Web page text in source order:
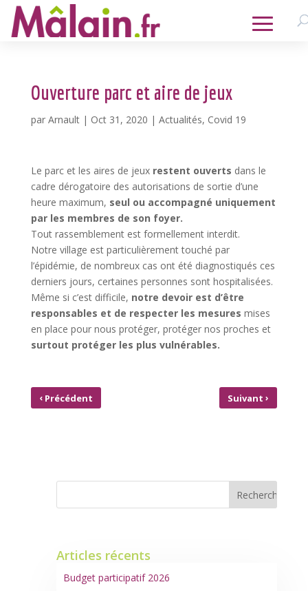
Ouverture parc et aire de jeux
par Arnault| Oct 31, 2020 | Actualités, Covid 19
Le parc et les aires de jeux restent ouverts dans le
cadre dérogatoire des autorisations de sortie d’une
heure maximum, seul ou accompagné uniquement
par les membres de son foyer.
Tout rassemblement est formellement interdit.
Notre village est particulièrement touché par
l’épidémie, de nombreux cas ont été diagnostiqués ces
derniers jours, certaines personnes sont hospitalisées.
Même si c’est difficile, notre devoir est d’être
responsables et de respecter les mesures mises
en place pour nous protéger, protéger nos proches et
surtout protéger les plus vulnérables.
‹Précédent Suivant›
Articles récents
Budget participatif 2026